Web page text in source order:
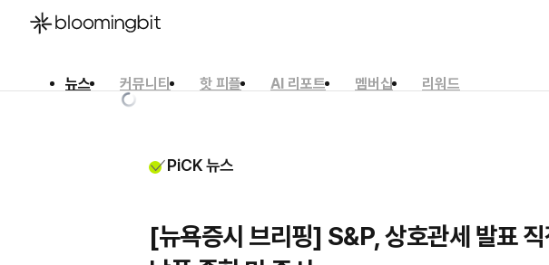
뉴스 커뮤니티 핫 피플 AI 리포트 멤버십
리워드
PiCK 뉴스
[뉴욕증시 브리핑] S&P, 상호관세 발표